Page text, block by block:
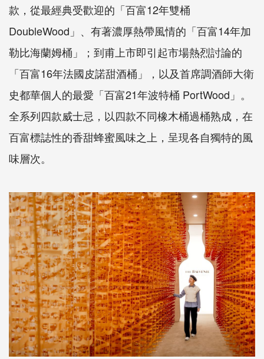
款，從最經典受歡迎的「百富12年雙桶
DoubleWood」、有著濃厚熱帶風情的「百富14年加
勒比海蘭姆桶」；到甫上市即引起市場熱烈討論的
「百富16年法國皮諾甜酒桶」，以及首席調酒師大衛
史都華個人的最愛「百富21年波特桶 PortWood」。
全系列四款威士忌，以四款不同橡木桶過桶熟成，在
百富標誌性的香甜蜂蜜風味之上，呈現各自獨特的風
味層次。